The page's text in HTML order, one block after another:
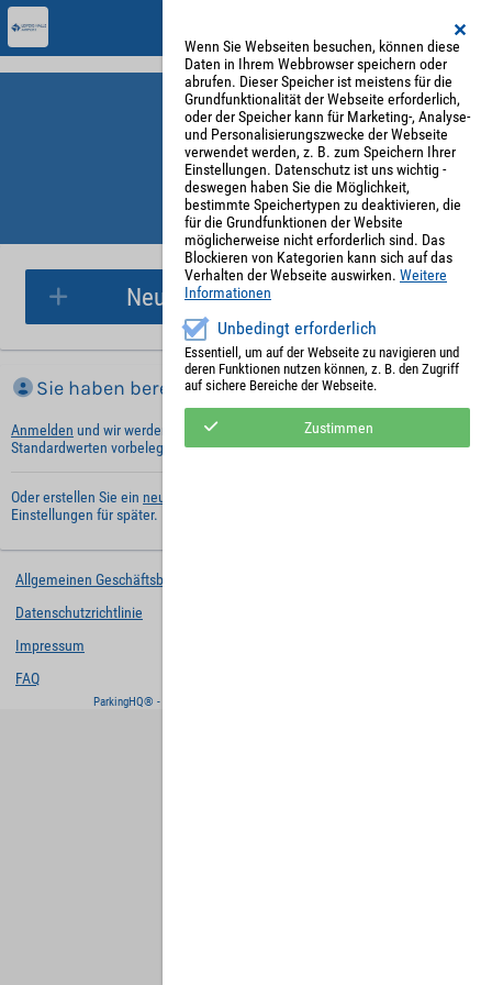
Parkplatzreservierung
Sie haben bereits ein Konto?
Anmelden und wir werden die notwendigen Informationen mit Ihren
Standardwerten vorbelegen.
Oder erstellen Sie ein neues Benutzerkonto
Einstellungen für später.
Neue Parkplatzreservierung
Allgemeinen Geschäftsbedingungen
Datenschutzrichtlinie
Impressum
FAQ
ParkingHQ® - eine Lösung von
Wenn Sie Webseiten besuchen, können diese
Daten in Ihrem Webbrowser speichern oder
abrufen. Dieser Speicher ist meistens für die
Grundfunktionalität der Webseite erforderlich,
oder der Speicher kann für Marketing-, Analyse-
und Personalisierungszwecke der Webseite
verwendet werden, z. B. zum Speichern Ihrer
Einstellungen. Datenschutz ist uns wichtig -
deswegen haben Sie die Möglichkeit,
bestimmte Speichertypen zu deaktivieren, die
für die Grundfunktionen der Website
möglicherweise nicht erforderlich sind. Das
Blockieren von Kategorien kann sich auf das
Verhalten der Webseite auswirken. Weitere
Informationen
Unbedingt erforderlich
Essentiell, um auf der Webseite zu navigieren und
deren Funktionen nutzen können, z. B. den Zugriff
auf sichere Bereiche der Webseite.
Zustimmen